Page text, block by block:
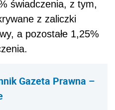
świadczenia, z tym,
z zaliczki
a pozostałe 1,25%
Gazeta Prawna –